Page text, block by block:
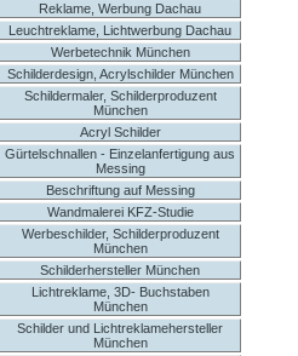
Reklame, Werbung Dachau
Leuchtreklame, Lichtwerbung Dachau
Werbetechnik München
Schilderdesign, Acrylschilder München
Schildermaler, Schilderproduzent
München
Acryl Schilder
Gürtelschnallen - Einzelanfertigung aus
Messing
Beschriftung auf Messing
Wandmalerei KFZ-Studie
Werbeschilder, Schilderproduzent
München
Schilderhersteller München
Lichtreklame, 3D- Buchstaben
München
Schilder und Lichtreklamehersteller
München